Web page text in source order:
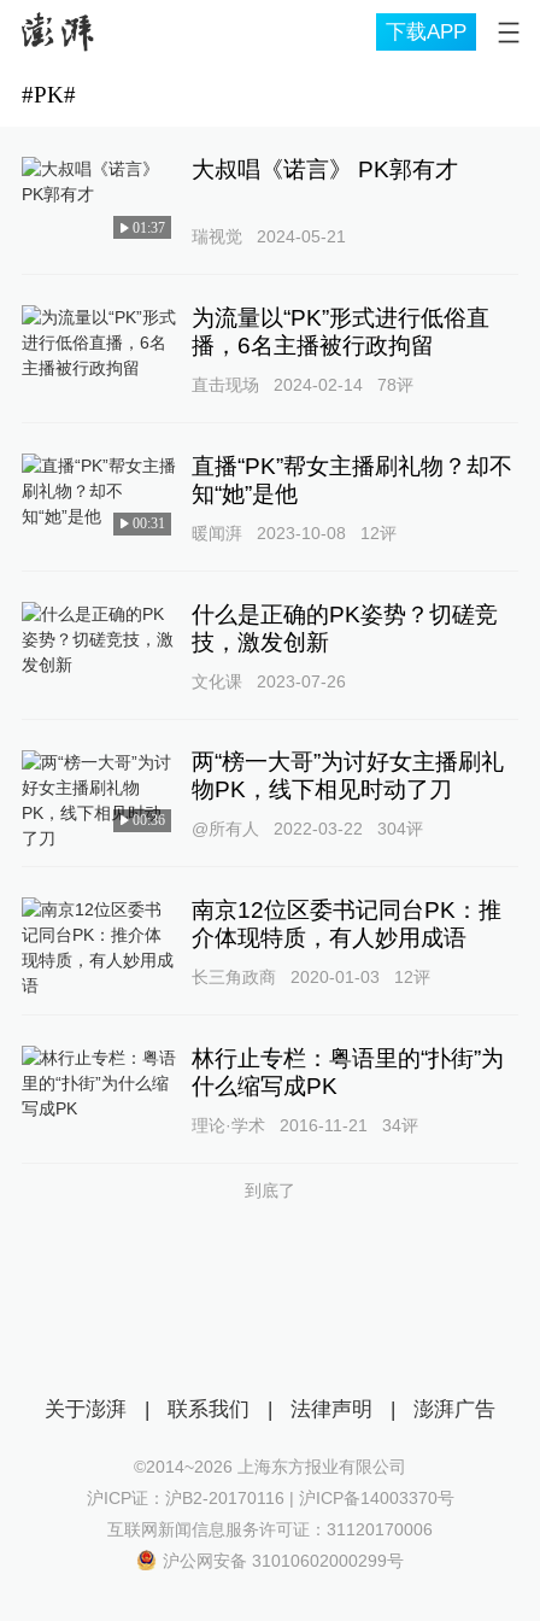
下载APP
#PK#
01:37
大叔唱《诺言》 PK郭有才
瑞视觉 2024-05-21
为流量以“PK”形式进行低俗直
播，6名主播被行政拘留
直击现场 2024-02-14 78评
00:31
直播“PK”帮女主播刷礼物？却不
知“她”是他
暖闻湃 2023-10-08 12评
什么是正确的PK姿势？切磋竞
技，激发创新
文化课 2023-07-26
00:36
两“榜一大哥”为讨好女主播刷礼
物PK，线下相见时动了刀
@所有人 2022-03-22 304评
南京12位区委书记同台PK：推
介体现特质，有人妙用成语
长三角政商 2020-01-03 12评
林行止专栏：粤语里的“扑街”为
什么缩写成PK
理论·学术 2016-11-21 34评
到底了
关于澎湃 | 联系我们 | 法律声明 | 澎湃广告
©2014~2026 上海东方报业有限公司
沪ICP证：沪B2-20170116 | 沪ICP备14003370号
互联网新闻信息服务许可证：31120170006
沪公网安备 31010602000299号